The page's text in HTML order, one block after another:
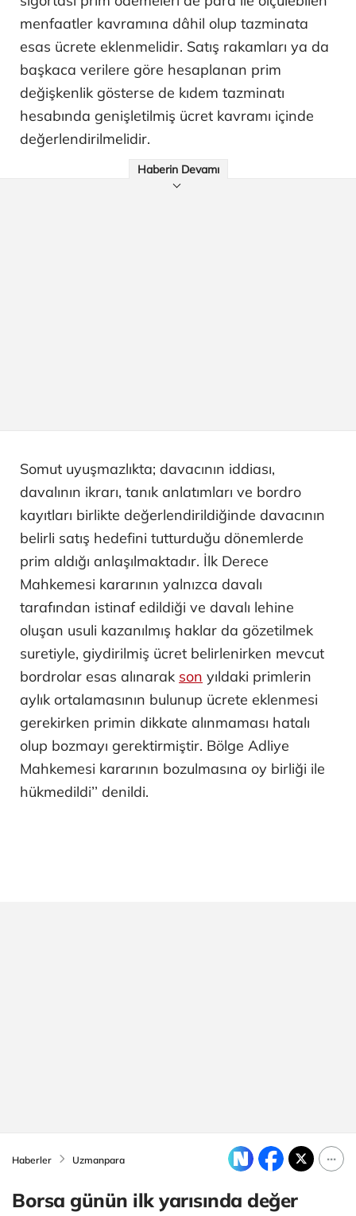
menfaatler kavramına dâhil olup tazminata
esas ücrete eklenmelidir. Satış rakamları ya da
başkaca verilere göre hesaplanan prim
değişkenlik gösterse de kıdem tazminatı
hesabında genişletilmiş ücret kavramı içinde
değerlendirilmelidir.
Haberin Devamı
Somut uyuşmazlıkta; davacının iddiası,
davalının ikrarı, tanık anlatımları ve bordro
kayıtları birlikte değerlendirildiğinde davacının
belirli satış hedefini tutturduğu dönemlerde
prim aldığı anlaşılmaktadır. İlk Derece
Mahkemesi kararının yalnızca davalı
tarafından istinaf edildiği ve davalı lehine
oluşan usuli kazanılmış haklar da gözetilmek
suretiyle, giydirilmiş ücret belirlenirken mevcut
bordrolar esas alınarak son yıldaki primlerin
aylık ortalamasının bulunup ücrete eklenmesi
gerekirken primin dikkate alınmaması hatalı
olup bozmayı gerektirmiştir. Bölge Adliye
Mahkemesi kararının bozulmasına oy birliği ile
hükmedildi’’ denildi.
Haberler Uzmanpara
Borsa günün ilk yarısında değer